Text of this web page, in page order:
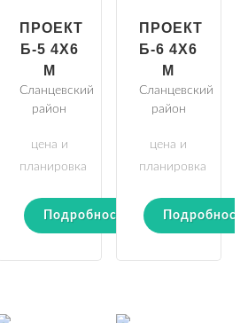
ПРОЕКТ
Б-5 4Х6
М
Сланцевский
район
цена и
планировка
Подробности
ПРОЕКТ
Б-6 4Х6
М
Сланцевский
район
цена и
планировка